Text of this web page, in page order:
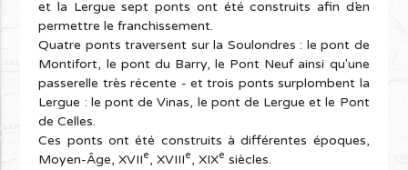
et la Lergue sept ponts ont été construits afin d’en
permettre le franchissement.
Quatre ponts traversent sur la Soulondres : le pont de
Montifort, le pont du Barry, le Pont Neuf ainsi qu'une
passerelle très récente - et trois ponts surplombent la
Lergue : le pont de Vinas, le pont de Lergue et le Pont
de Celles.
Ces ponts ont été construits à différentes époques,
Moyen-Âge, XVIIe, XVIIIe, XIXe siècles.